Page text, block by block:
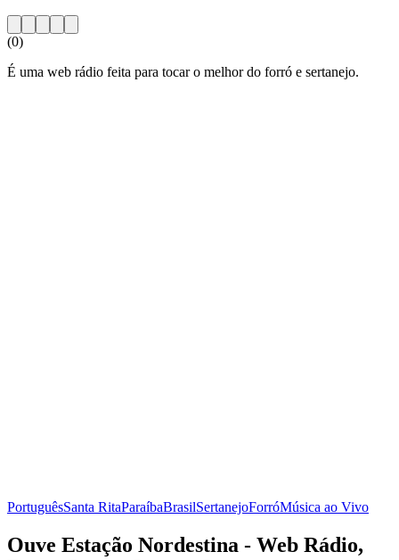
(0)
É uma web rádio feita para tocar o melhor do forró e sertanejo.
PortuguêsSanta RitaParaíbaBrasilSertanejoForróMúsica ao Vivo
Ouve Estação Nordestina - Web Rádio,